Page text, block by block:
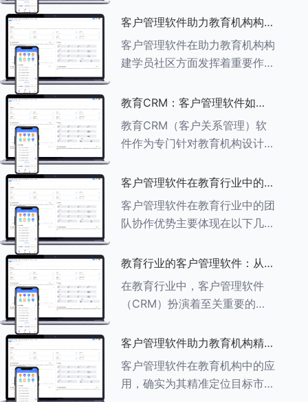
促进家校合作的关键。以下将详
细探讨如何通过教育行业的客户
管理软件来提升家长的参与度。
###
客户管理软件助力教育机构构建
学员社区
客户管理软件在助力教育机构构
建学员社区方面发挥着重要作
述其助力作用： ###一、学员
信息管理 客户管理软件具备强
大的学员信息管理功能，能够集
中存储
教育CRM：客户管理软件如何
增强教育品牌影响力
教育CRM（客户关系管理）软
件作为专门针对教育机构设计的
影响力方面发挥着重要作用。以
下详细分析教育CRM软件如何
助力提升教育品牌影响力：
###一、
客户管理软件在教育行业中的团
队协作优势
客户管理软件在教育行业中的团
队协作优势主要体现在以下几个
与共享 客户管理软件作为强大
的信息存储库，能够整合并记录
学生的基本信息（如姓名、年
龄、联
教育行业的客户管理软件：从招
生到毕业的全方位管理
在教育行业中，客户管理软件
（CRM）扮演着至关重要的角
全方位管理，提升教育机构的管
理效率和学员满意度。以下是一
些适合教育行业的CRM软件及
其功能特点：
客户管理软件助力教育机构精准
定位目标市场
客户管理软件在教育机构中的应
用，确实为其精准定位目标市场